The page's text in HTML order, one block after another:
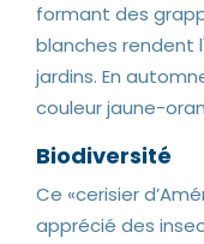
formant des
blanches rendent
jardins. En
couleur jaune-
Biodiversité
Ce «cerisier
apprécié des